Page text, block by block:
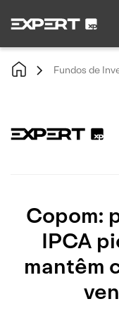
Fundos de
Copom:
IPCA
mantêm